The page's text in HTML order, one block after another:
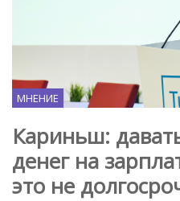
МНЕНИЕ
Кариньш:
денег на
это не